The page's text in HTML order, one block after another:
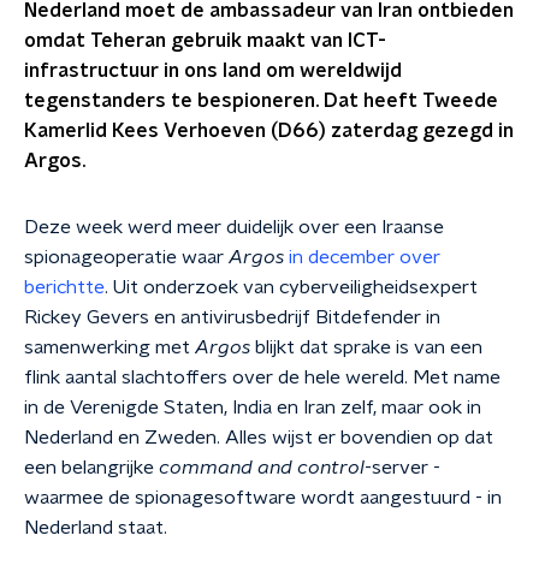
Nederland moet de ambassadeur van Iran ontbieden
omdat Teheran gebruik maakt van ICT-
infrastructuur in ons land om wereldwijd
tegenstanders te bespioneren. Dat heeft Tweede
Kamerlid Kees Verhoeven (D66) zaterdag gezegd in
Argos.
Deze week werd meer duidelijk over een Iraanse
spionageoperatie waar Argos in december over
berichtte. Uit onderzoek van cyberveiligheidsexpert
Rickey Gevers en antivirusbedrijf Bitdefender in
samenwerking met Argos blijkt dat sprake is van een
flink aantal slachtoffers over de hele wereld. Met name
in de Verenigde Staten, India en Iran zelf, maar ook in
Nederland en Zweden. Alles wijst er bovendien op dat
een belangrijke command and control-server -
waarmee de spionagesoftware wordt aangestuurd - in
Nederland staat.